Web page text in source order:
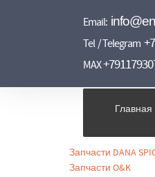
Email:
Tel / Telegram
MAX
Главная
Запчасти DANA
Запчасти O&K